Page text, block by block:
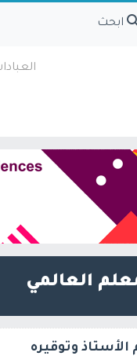
ابحث
العالمي
وتوقيره